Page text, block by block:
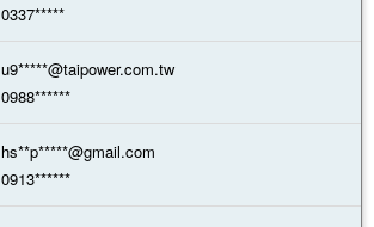
0337*****
u9*****@taipower.com.tw
0988******
hs**p*****@gmail.com
0913******